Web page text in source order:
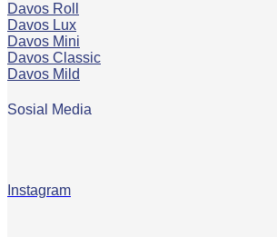
Davos Roll
Davos Lux
Davos Mini
Davos Classic
Davos Mild
Sosial Media
Instagram